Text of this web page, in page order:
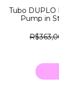
Tubo DUPLO
Pump in